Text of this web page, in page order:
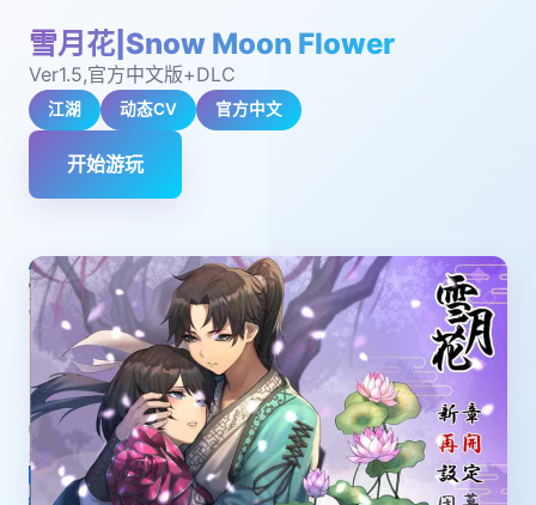
雪月花|Snow Moon Flower
Ver1.5,官方中文版+DLC
江湖 动态CV 官方中文
开始游玩